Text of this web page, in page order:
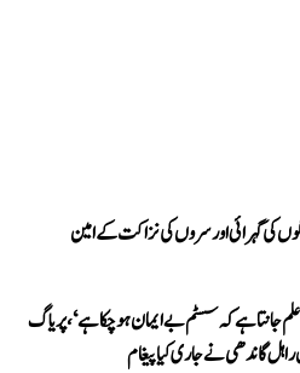
کی گہرائی اور سروں کی نزاکت کے امین
جانتا ہے کہ سسٹم بے ایمان ہو چکا ہے‘، پریاگ
گاندھی نے جاری کیا پیغام